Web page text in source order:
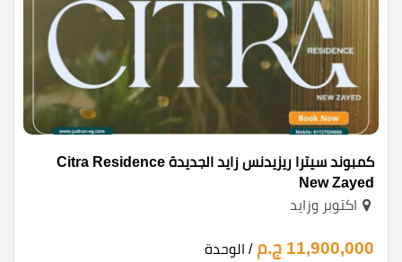
كمبوند سيترا ريزيدنس زايد الجديدة Citra Residence
New Zayed
اكتوبر وزايد
11,900,000 ج.م / الوحدة